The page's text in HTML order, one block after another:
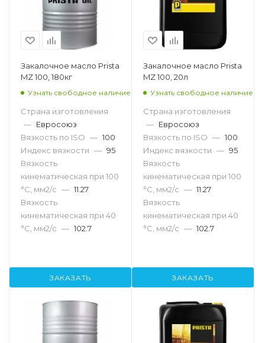
Закалочное масло Prista
MZ 100, 180кг
Узнать свободное наличие
Страна изготовления
— Евросоюз
Вязкость по ISO — 100
Индекс вязкости — 95
Вязкость
кинематическая при 100
°С, мм2/с — 11.27
Вязкость
кинематическая при 40
°С, мм2/с — 102.7
ЗАКАЗАТЬ
Закалочное масло Prista
MZ 100, 20л
Узнать свободное наличие
Страна изготовления
— Евросоюз
Вязкость по ISO — 100
Индекс вязкости — 95
Вязкость
кинематическая при 100
°С, мм2/с — 11.27
Вязкость
кинематическая при 40
°С, мм2/с — 102.7
ЗАКАЗАТЬ